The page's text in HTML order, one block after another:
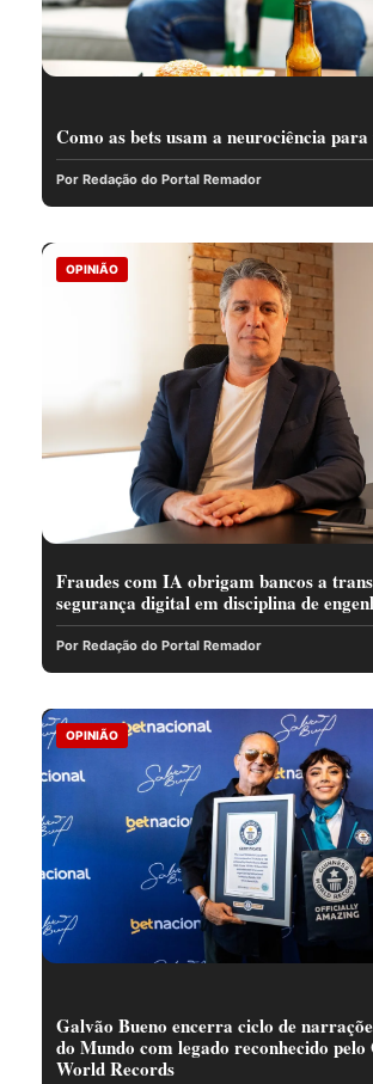
Como as bets usam a neurociência
Por Redação do Portal Remador
OPINIÃO
Fraudes com IA obrigam bancos a
segurança digital em disciplina de
Por Redação do Portal Remador
OPINIÃO
Galvão Bueno encerra ciclo de
do Mundo com legado reconhecido pelo
World Records